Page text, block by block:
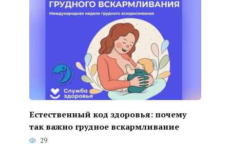
Естественный код здоровья: почему
так важно грудное вскармливание
29